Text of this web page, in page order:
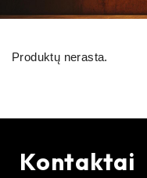
Produktų nerasta.
Kontaktai